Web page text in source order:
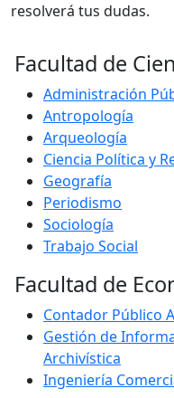
resolverá tus dudas.
Facultad de
Administración
Antropología
Arqueología
Ciencia Política y
Geografía
Periodismo
Sociología
Trabajo Social
Facultad de
Contador Público
Gestión de
Archivística
Ingeniería